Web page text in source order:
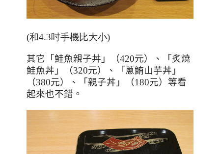
(和4.3吋手機比大小)
其它「鮭魚親子丼」（420元）、「炙燒
鮭魚丼」（320元）、「蔥鮪山芋丼」
（380元）、「親子丼」（180元）等看
起來也不錯。